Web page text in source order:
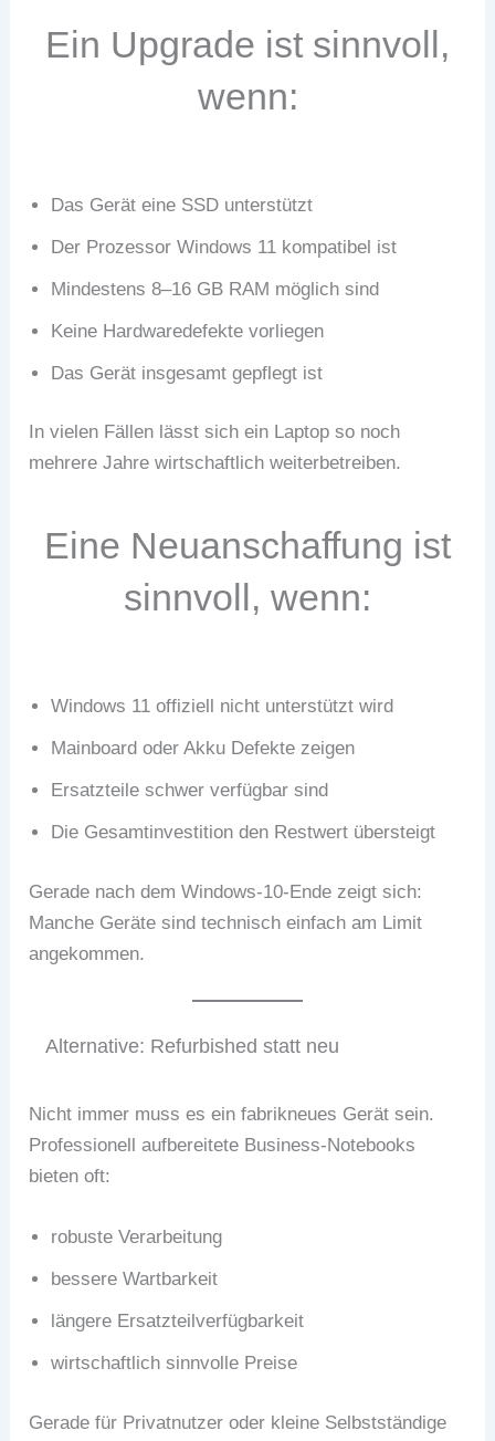
Ein Upgrade ist sinnvoll,
wenn:
Das Gerät eine SSD unterstützt
Der Prozessor Windows 11 kompatibel ist
Mindestens 8–16 GB RAM möglich sind
Keine Hardwaredefekte vorliegen
Das Gerät insgesamt gepflegt ist
In vielen Fällen lässt sich ein Laptop so noch
mehrere Jahre wirtschaftlich weiterbetreiben.
Eine Neuanschaffung ist
sinnvoll, wenn:
Windows 11 offiziell nicht unterstützt wird
Mainboard oder Akku Defekte zeigen
Ersatzteile schwer verfügbar sind
Die Gesamtinvestition den Restwert übersteigt
Gerade nach dem Windows-10-Ende zeigt sich:
Manche Geräte sind technisch einfach am Limit
angekommen.
Alternative: Refurbished statt neu
Nicht immer muss es ein fabrikneues Gerät sein.
Professionell aufbereitete Business-Notebooks
bieten oft:
robuste Verarbeitung
bessere Wartbarkeit
längere Ersatzteilverfügbarkeit
wirtschaftlich sinnvolle Preise
Gerade für Privatnutzer oder kleine Selbstständige